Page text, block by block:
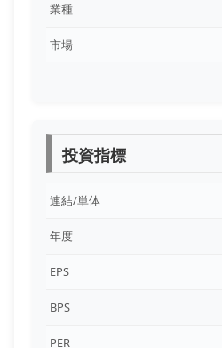
業種
市場
投資指標
連結/単体
年度
EPS
BPS
PER